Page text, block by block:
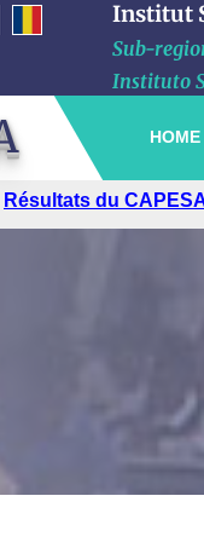
Institut
Sub-
Instituto
HOME
Visite du Haut-